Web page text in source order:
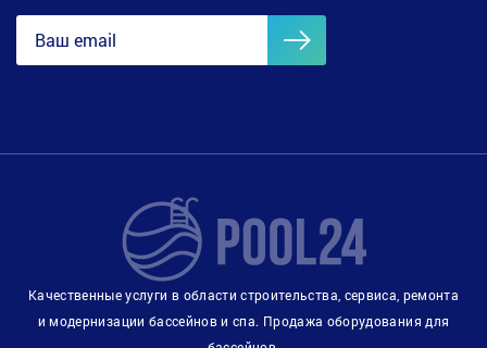
Качественные услуги в области строительства, сервиса, ремонта
и модернизации бассейнов и спа. Продажа оборудования для